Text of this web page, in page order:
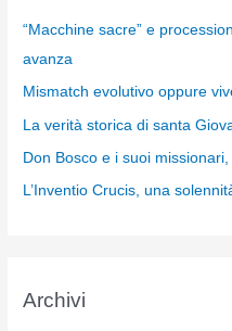
“Macchine sacre” e
avanza
Mismatch evolutivo oppure
La verità storica di santa
Don Bosco e i suoi
L’Inventio Crucis, una
Archivi